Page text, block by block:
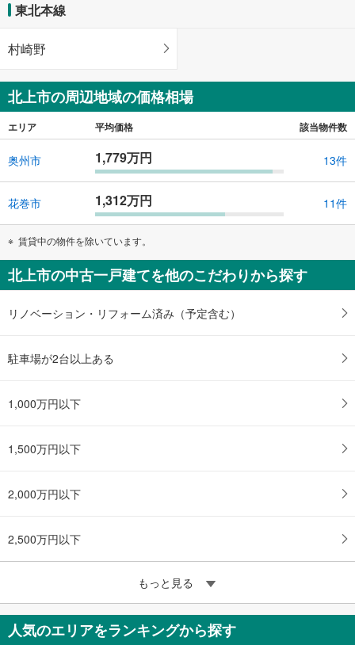
東北本線
村崎野
北上市の周辺地域の価格相場
エリア 平均価格 該当物件数
奥州市 1,779万円 13件
花巻市 1,312万円 11件
賃貸中の物件を除いています。
北上市の中古一戸建てを他のこだわりから探す
リノベーション・リフォーム済み（予定含む）
駐車場が2台以上ある
1,000万円以下
1,500万円以下
2,000万円以下
2,500万円以下
もっと見る
人気のエリアをランキングから探す